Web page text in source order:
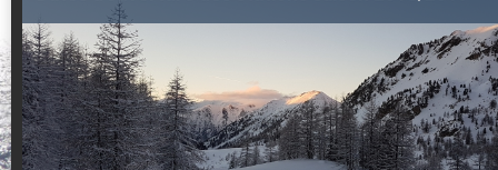
Suivez en direct l'actualité des stations